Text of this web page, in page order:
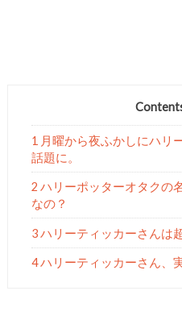
1 月曜から夜ふかしにハリ
話題に。
2 ハリーポッターオタクの
なの？
3 ハリーティッカーさんは
4 ハリーティッカーさん、